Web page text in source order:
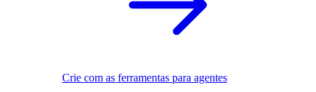
Crie com as ferramentas para agentes